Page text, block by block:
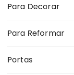
Para Decorar
Para Reformar
Portas